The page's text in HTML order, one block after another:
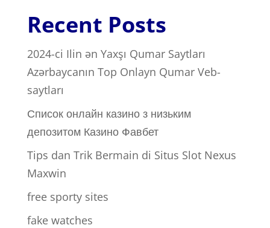
Recent Posts
2024-ci Ilin ən Yaxşı Qumar Saytları ️
Azərbaycanın Top Onlayn Qumar Veb-
saytları
Список онлайн казино з низьким
депозитом Казино Фавбет
Tips dan Trik Bermain di Situs Slot Nexus
Maxwin
free sporty sites
fake watches